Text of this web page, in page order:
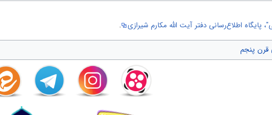
پایگاه اطلاع‌رسانی دفتر آیت الله مکارم شیرازی
.
قرن پنجم